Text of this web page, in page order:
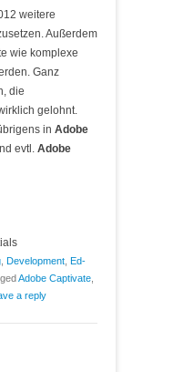
weitere
Außerdem
wie komplexe
Ganz
die
gelohnt.
in Adobe
evtl. Adobe
Development Ed-
Adobe Captivate
a reply